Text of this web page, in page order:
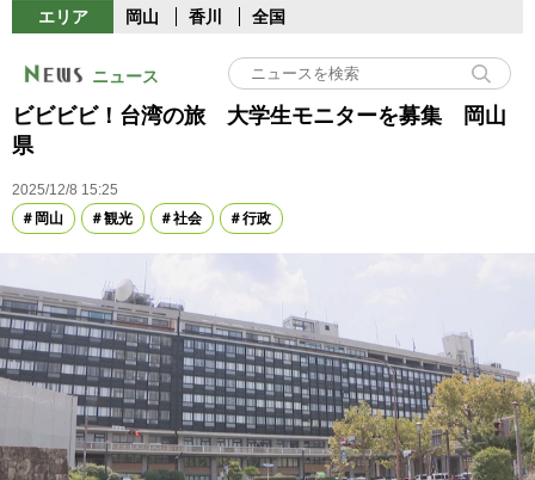
エリア 岡山 香川 全国
ニュース
ビビビビ！台湾の旅 大学生モニターを募集 岡山
県
2025/12/8 15:25
岡山
観光 社会 行政